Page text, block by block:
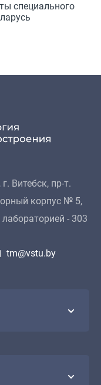
специального
Витебск, пр-т.
корпус № 5,
- 303
tm@vstu.by